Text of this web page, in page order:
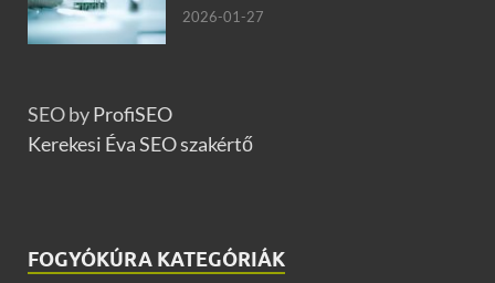
2026-01-27
SEO byProfiSEO
Kerekesi Éva SEO szakértő
FOGYÓKÚRA KATEGÓRIÁK